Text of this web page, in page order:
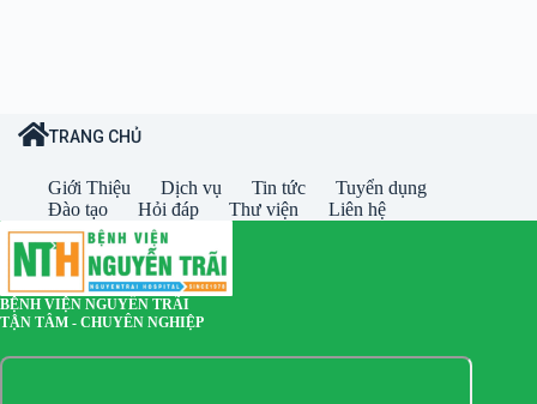
TRANG CHỦ
Giới Thiệu Dịch vụ Tin tức
Tuyển dụng
Đào tạo
Hỏi đáp Thư viện Liên hệ
BỆNH VIỆN NGUYỄN TRÃI
TẬN TÂM - CHUYÊN NGHIỆP